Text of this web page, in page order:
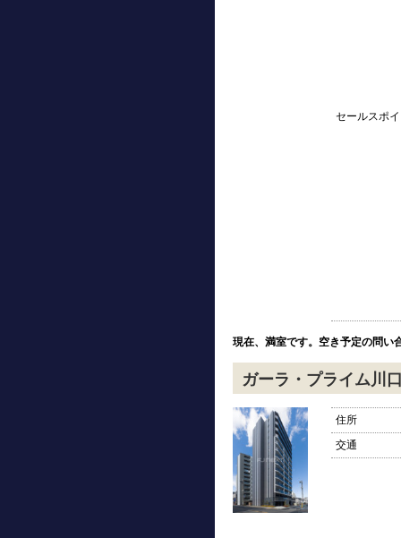
セールスポ
現在、満室です。空き予定の問い
ガーラ・プライム川
住所
交通